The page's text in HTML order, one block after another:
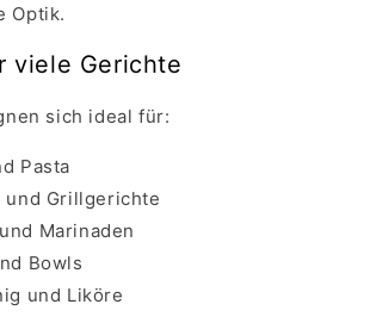
Optik.
viele Gerichte
sich ideal für:
Pasta
und Grillgerichte
Marinaden
Bowls
und Liköre